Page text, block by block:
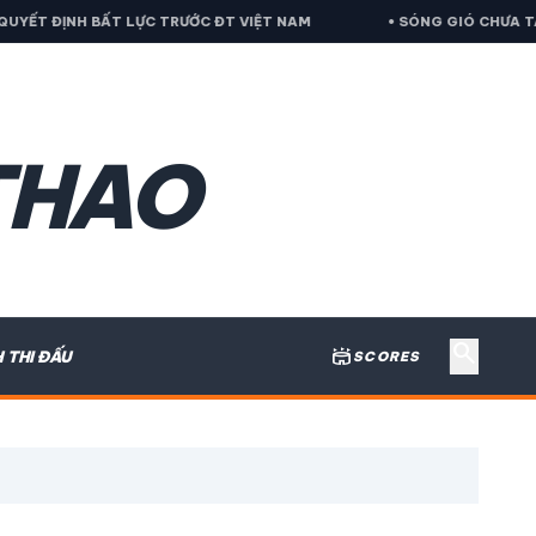
TRƯỚC ĐT VIỆT NAM • SÓNG GIÓ CHƯA TAN, FIFA CHÍNH
THI ĐẤU stadium SCORES